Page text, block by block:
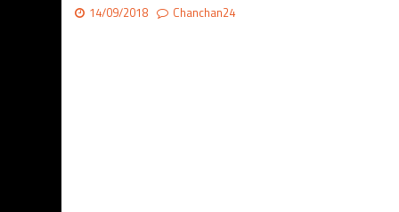
14/09/2018 Chanchan24